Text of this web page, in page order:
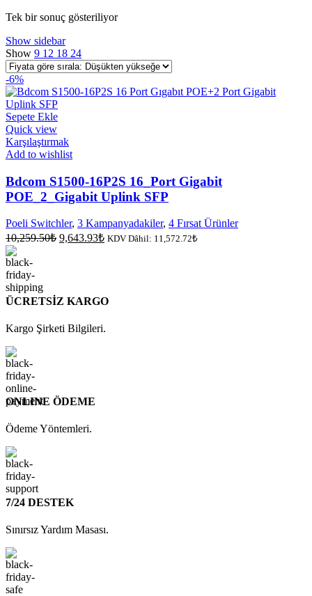
Tek bir sonuç gösteriliyor
Show sidebar
Show 9 12 18 24
-6%
Sepete Ekle
Quick view
Karşılaştırmak
Add to wishlist
Bdcom S1500-16P2S 16_Port Gigabit
POE_2_Gigabit Uplink SFP
Poeli Switchler, 3 Kampanyadakiler, 4 Fırsat Ürünler
10,259.50₺ Orijinal
9,643.93₺Şu
KDV Dâhil: 11,572.72₺
ÜCRETSİZ KARGO
Kargo Şirketi Bilgileri.
ONLINE ÖDEME
Ödeme Yöntemleri.
7/24 DESTEK
Sınırsız Yardım Masası.